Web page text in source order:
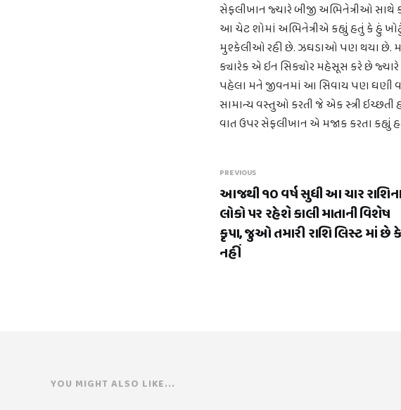
સેફલીખાન જ્યારે બીજી અભિનેત્રીઓ સાથે
આ ચેટ શોમાં અભિનેત્રીએ કહ્યું હતું કે હું
મુશ્કેલીઓ રહી છે. ઝઘડાઓ પણ થયા છે.
ક્યારેક એ ઇન સિક્યોર મહેસૂસ કરે છે જ્યારે
પહેલા મને જીવનમાં આ સિવાય પણ ઘણી
સામાન્ય વસ્તુઓ કરતી જે એક સ્ત્રી
વાત ઉપર સેફલીખાન એ મજાક કરતા
PREVIOUS
આજથી ૧૦ વર્ષ સુધી આ ચાર રાશિના
લોકો પર રહેશે કાલી માતાની વિશેષ
કૃપા, જુઓ તમારી રાશિ લિસ્ટ માં છે કે
નહીં
YOU MIGHT ALSO LIKE...